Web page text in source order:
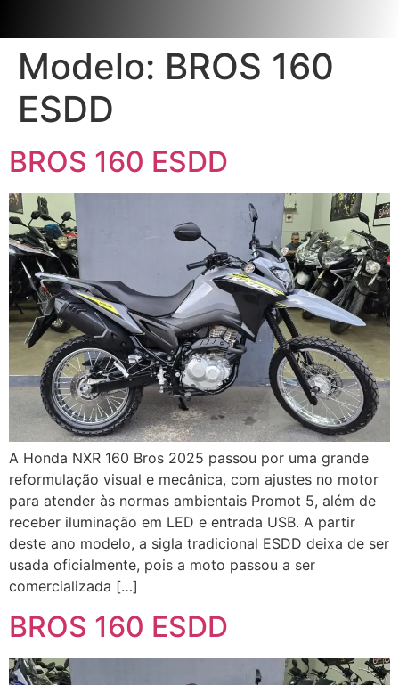
Modelo: BROS 160
ESDD
BROS 160 ESDD
A Honda NXR 160 Bros 2025 passou por uma grande
reformulação visual e mecânica, com ajustes no motor
para atender às normas ambientais Promot 5, além de
receber iluminação em LED e entrada USB. A partir
deste ano modelo, a sigla tradicional ESDD deixa de ser
usada oficialmente, pois a moto passou a ser
comercializada […]
BROS 160 ESDD